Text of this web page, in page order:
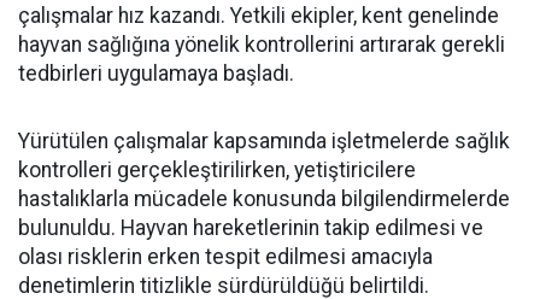
çalışmalar hız kazandı. Yetkili ekipler, kent genelinde
hayvan sağlığına yönelik kontrollerini artırarak gerekli
tedbirleri uygulamaya başladı.
Yürütülen çalışmalar kapsamında işletmelerde sağlık
kontrolleri gerçekleştirilirken, yetiştiricilere
hastalıklarla mücadele konusunda bilgilendirmelerde
bulunuldu. Hayvan hareketlerinin takip edilmesi ve
olası risklerin erken tespit edilmesi amacıyla
denetimlerin titizlikle sürdürüldüğü belirtildi.